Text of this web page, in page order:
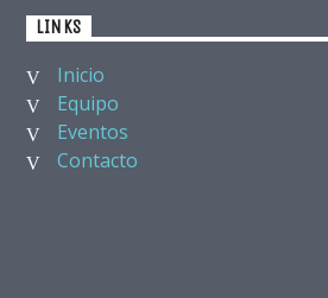
LINKS
Inicio
Equipo
Eventos
Contacto